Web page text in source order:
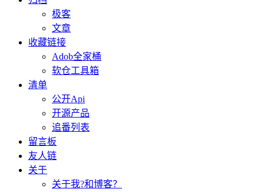
极客
文章
收藏链接
Adob全家桶
软仓工具箱
清单
公开Api
开源产品
追番列表
留言板
友人链
关于
关于我?和博客？